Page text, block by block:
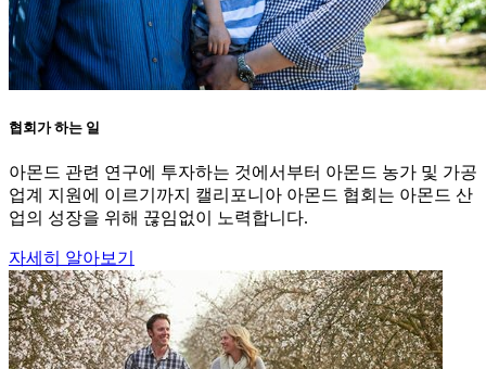
협회가 하는 일
아몬드 관련 연구에 투자하는 것에서부터 아몬드 농가 및 가공
업계 지원에 이르기까지 캘리포니아 아몬드 협회는 아몬드 산
업의 성장을 위해 끊임없이 노력합니다.
자세히 알아보기